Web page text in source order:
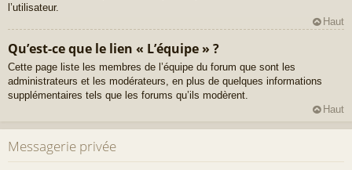
l’utilisateur.
Haut
Qu’est-ce que le lien « L’équipe » ?
Cette page liste les membres de l’équipe du forum que sont les
administrateurs et les modérateurs, en plus de quelques informations
supplémentaires tels que les forums qu’ils modèrent.
Haut
Messagerie privée